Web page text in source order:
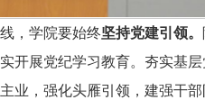
，学院要始终坚持党建引领。
开展党纪学习教育。夯实基
业，强化头雁引领，建强干